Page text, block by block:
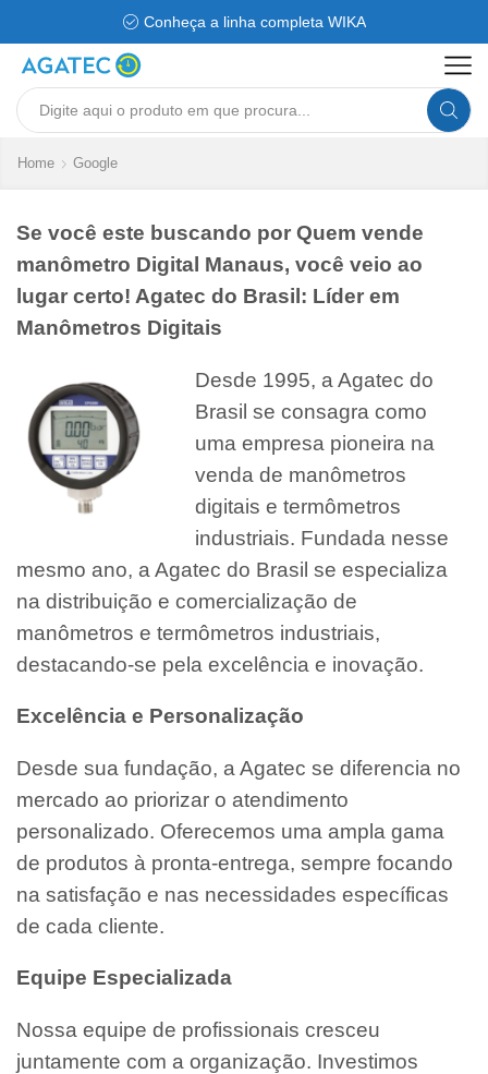
Conheça a linha completa WIKA
Search
Home Google
Se você este buscando por Quem vende
manômetro Digital Manaus, você veio ao
lugar certo! Agatec do Brasil: Líder em
Manômetros Digitais
Desde 1995, a Agatec do
Brasil se consagra como
uma empresa pioneira na
venda de manômetros
digitais e termômetros
industriais. Fundada nesse
mesmo ano, a Agatec do Brasil se especializa
na distribuição e comercialização de
manômetros e termômetros industriais,
destacando-se pela excelência e inovação.
Excelência e Personalização
Desde sua fundação, a Agatec se diferencia no
mercado ao priorizar o atendimento
personalizado. Oferecemos uma ampla gama
de produtos à pronta-entrega, sempre focando
na satisfação e nas necessidades específicas
de cada cliente.
Equipe Especializada
Nossa equipe de profissionais cresceu
juntamente com a organização. Investimos